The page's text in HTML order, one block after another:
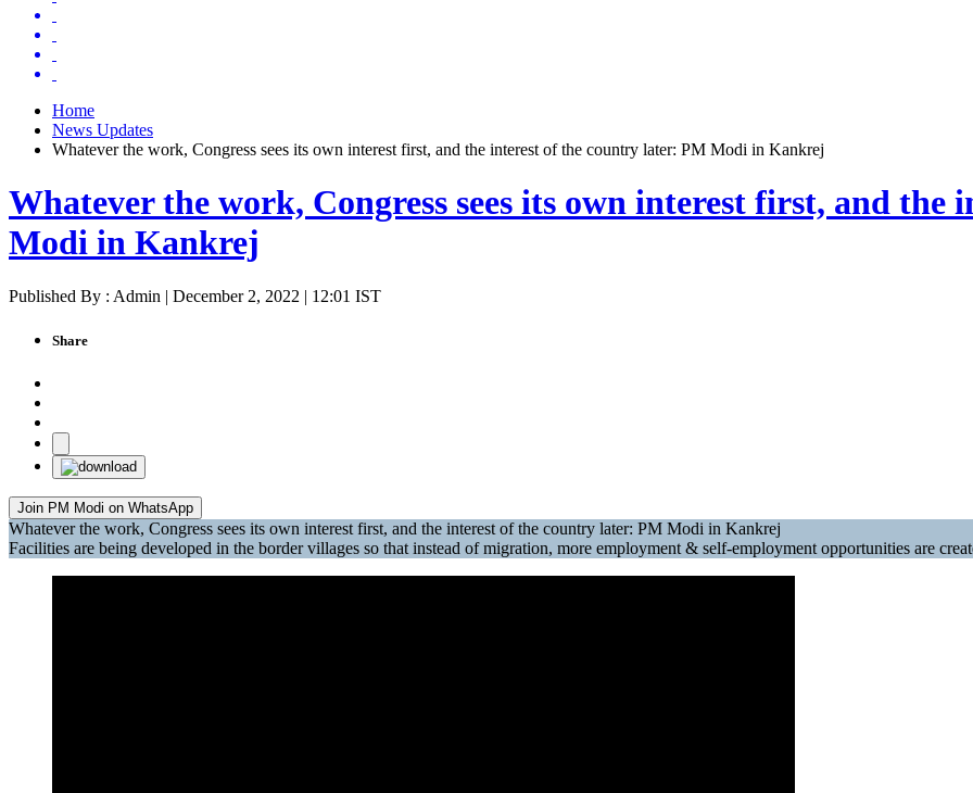
Home
News Updates
Whatever the work, Congress sees its own interest first, and the interest of the country later: PM Modi in Kankrej
Whatever the work, Congress sees its own interest first, and
Modi in Kankrej
Published By : Admin | December 2, 2022 | 12:01 IST
Share
Join PM Modi on WhatsApp
Whatever the work, Congress sees its own interest first, and the interest of the country later: PM Modi in Kankrej
Facilities are being developed in the border villages so that instead of migration, more employment & self-employment opportunities are